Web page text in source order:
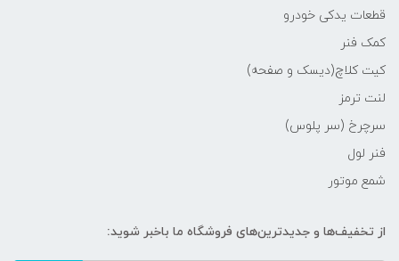
قطعات یدکی خودرو
کمک فنر
کیت کلاچ(دیسک و صفحه)
لنت ترمز
سرچرخ (سر پلوس)
فنر لول
شمع موتور
از تخفیف‌ها و جدیدترین‌های فروشگاه ما باخبر شوید: